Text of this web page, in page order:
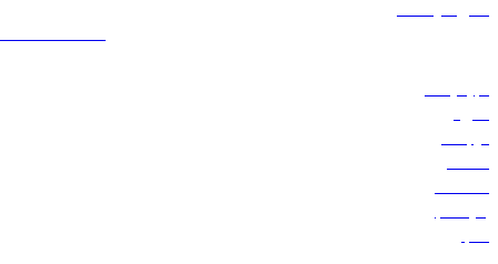
الشروط والأحكام
600 544 445
حجز الرحلات
العروض
الوجهات
الأمتعة
المساعدة
إدارة الحجز
الأخبار